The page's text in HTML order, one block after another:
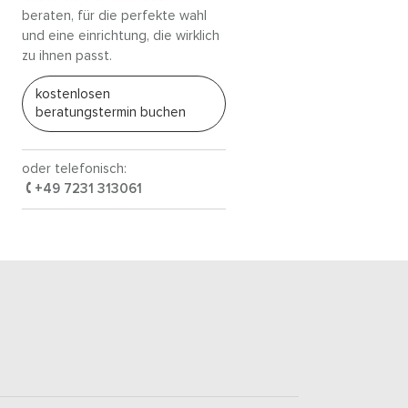
beraten, für die perfekte wahl
und eine einrichtung, die wirklich
zu ihnen passt.
kostenlosen
beratungstermin buchen
oder telefonisch:
+49 7231 313061